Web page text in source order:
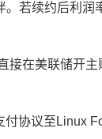
若续约后利润
在美联储开主
付协议至Linux